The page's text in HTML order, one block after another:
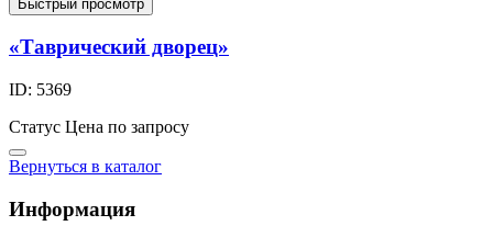
Быстрый просмотр
«Таврический дворец»
ID: 5369
Статус Цена по запросу
Вернуться в каталог
Информация